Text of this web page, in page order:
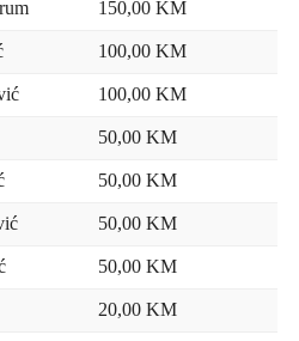
150,00 KM
100,00 KM
100,00 KM
50,00 KM
50,00 KM
50,00 KM
50,00 KM
20,00 KM